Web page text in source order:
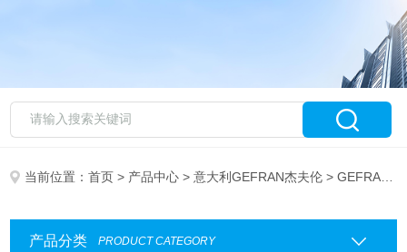
当前位置：首页 > 产品中心 >意大利GEFRAN杰夫伦 > GEFRAN传感器
产品分类 PRODUCT CATEGORY